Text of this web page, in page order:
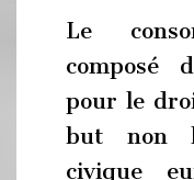
Le
composé
pour le
but non
civique